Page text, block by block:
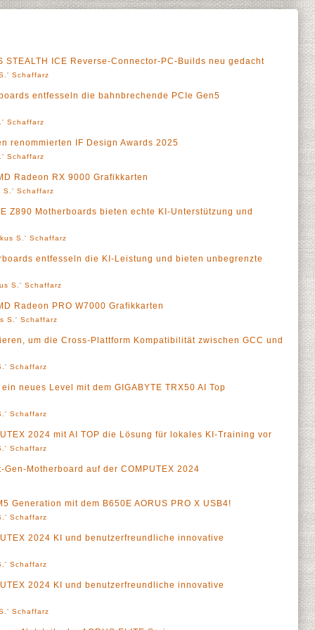
STEALTH ICE Reverse-Connector-PC-Builds neu gedacht
Schaffarz
entfesseln die bahnbrechende PCIe Gen5
Schaffarz
renommierten IF Design Awards 2025
Schaffarz
Radeon RX 9000 Grafikkarten
S.' Schaffarz
Z890 Motherboards bieten echte KI-Unterstützung und
S.' Schaffarz
entfesseln die KI-Leistung und bieten unbegrenzte
S.' Schaffarz
Radeon PRO W7000 Grafikkarten
S.' Schaffarz
um die Cross-Plattform Kompatibilität zwischen GCC und
Schaffarz
neues Level mit dem GIGABYTE TRX50 AI Top
Schaffarz
2024 mit AI TOP die Lösung für lokales KI-Training vor
Schaffarz
Motherboard auf der COMPUTEX 2024
Generation mit dem B650E AORUS PRO X USB4!
Schaffarz
2024 KI und benutzerfreundliche innovative
Schaffarz
2024 KI und benutzerfreundliche innovative
Schaffarz